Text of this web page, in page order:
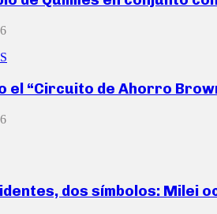
el “Circuito de Ahorro
dos símbolos: Milei